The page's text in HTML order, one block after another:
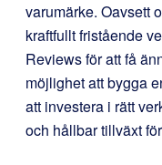
varumärke. Oavsett
kraftfullt fristående
Reviews för att få
möjlighet att bygga
att investera i rätt
och hållbar tillväxt